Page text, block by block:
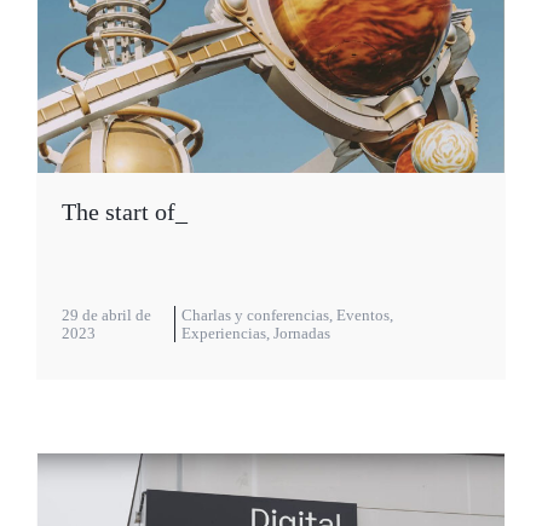
The start of_
29 de abril de
2023
Charlas y conferencias,Eventos,
Experiencias,Jornadas